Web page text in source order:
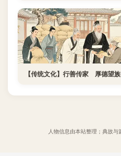
【传统文化】行善传家 厚德望族
人物信息由本站整理；典故与